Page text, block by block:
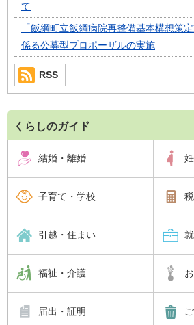
て
「飯綱町立飯綱病院再整備基本構想策
係る公募型プロポーザルの実施
RSS
くらしのガイド
結婚・離婚
子育て・学校
引越・住まい
福祉・介護
届出・証明